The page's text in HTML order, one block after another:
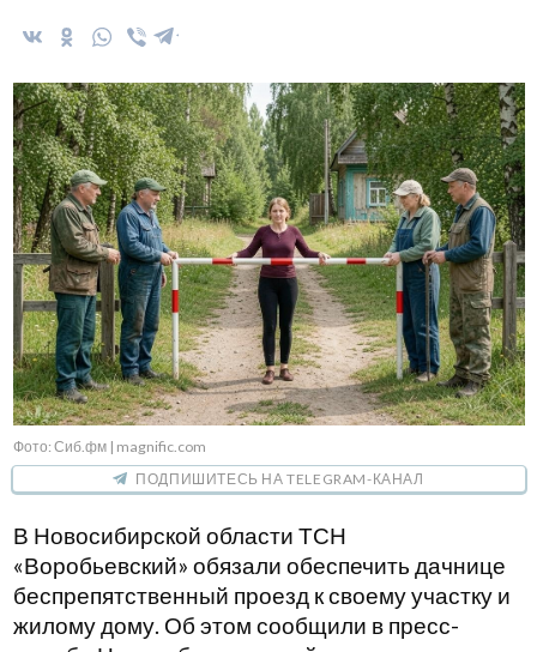
Фото: Сиб.фм | magnific.com
ПОДПИШИТЕСЬ НА TELEGRAM-КАНАЛ
В Новосибирской области ТСН
«Воробьевский» обязали обеспечить дачнице
беспрепятственный проезд к своему участку и
жилому дому. Об этом сообщили в пресс-